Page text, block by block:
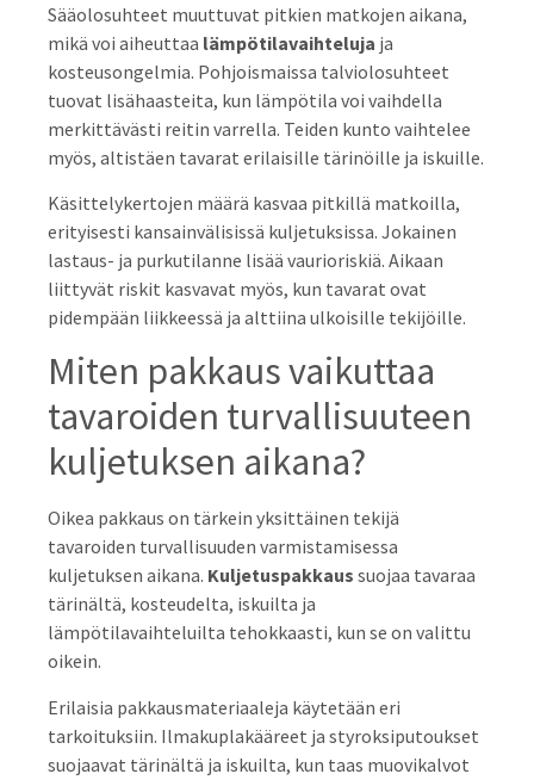
Sääolosuhteet muuttuvat pitkien matkojen aikana,
mikä voi aiheuttaa lämpötilavaihteluja ja
kosteusongelmia. Pohjoismaissa talviolosuhteet
tuovat lisähaasteita, kun lämpötila voi vaihdella
merkittävästi reitin varrella. Teiden kunto vaihtelee
myös, altistäen tavarat erilaisille tärinöille ja iskuille.
Käsittelykertojen määrä kasvaa pitkillä matkoilla,
erityisesti kansainvälisissä kuljetuksissa. Jokainen
lastaus- ja purkutilanne lisää vaurioriskiä. Aikaan
liittyvät riskit kasvavat myös, kun tavarat ovat
pidempään liikkeessä ja alttiina ulkoisille tekijöille.
Miten pakkaus vaikuttaa
tavaroiden turvallisuuteen
kuljetuksen aikana?
Oikea pakkaus on tärkein yksittäinen tekijä
tavaroiden turvallisuuden varmistamisessa
kuljetuksen aikana. Kuljetuspakkaus suojaa tavaraa
tärinältä, kosteudelta, iskuilta ja
lämpötilavaihteluilta tehokkaasti, kun se on valittu
oikein.
Erilaisia pakkausmateriaaleja käytetään eri
tarkoituksiin. Ilmakuplakääreet ja styroksiputoukset
suojaavat tärinältä ja iskuilta, kun taas muovikalvot